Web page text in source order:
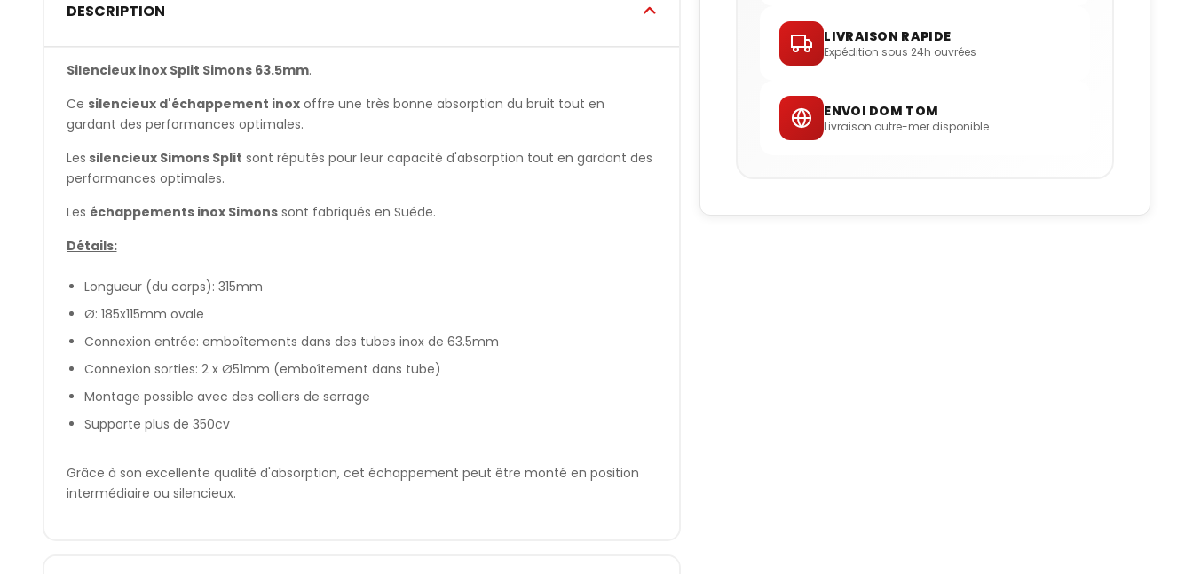
DESCRIPTION
Silencieux inox Split Simons 63.5mm.
Ce silencieux d'échappement inoxoffre une très bonne absorption du bruit tout en
gardant des performances optimales.
Les silencieux Simons Split sont réputés pour leur capacité d'absorption tout en gardant des
performances optimales.
Les échappements inox Simonssont fabriqués en Suéde.
Détails:
Longueur (du corps): 315mm
Ø: 185x115mm ovale
Connexion entrée: emboîtements dans des tubes inox de 63.5mm
Connexion sorties: 2 x Ø51mm (emboîtement dans tube)
Montage possible avec des colliers de serrage
Supporte plus de 350cv
Grâce à son excellente qualité d'absorption, cet échappement peut être monté en position
intermédiaire ou silencieux.
LIVRAISON RAPIDE
Expédition sous 24h ouvrées
ENVOI DOM TOM
Livraison outre-mer disponible